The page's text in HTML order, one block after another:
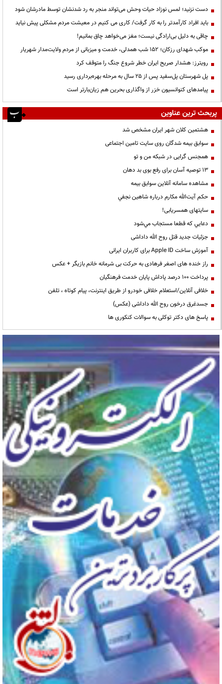
دست نزنید؛ لمس نوزاد حیات وحش می‌تواند منجر به رد شدنشان توسط مادرشان شود
باید افراد کارآمدتر را به کار گرفت/ کاری می کنیم در معیشت مردم مشکلی پیش نیاید
چاقی به دلیل بی‌ارادگی نیست؛ مغز می‌خواهد چاق بمانیم!
موکب شهدای رزکان؛ ۱۵۲ شب همدلی، خدمت و میزبانی از مردم ولایت‌مدار شهریار
رویترز: هشدار صریح ایران خطر شروع جنگ را متوقف کرد
پل شهرستان پل‌سفید پس از ۲۵ سال به مرحله بهره‌برداری رسید
پیامدهای کنوانسیون خزر از واگذاری بحرین هم زیان‌بارتر است
پربحث ترین عناوین
هشتمین کلان شهر ایران مشخص شد
سوابق بیمه شدگان روی سایت تامین اجتماعی
همجنس گرایی در شبکه من و تو
13 توصیه آسان برای رفع بوی بد دهان
مشاهده سامانه آنلاين سوابق بیمه
حكم آيت‌الله مكارم درباره شاهين نجفي
سایتهای همسریابی!
دعايي كه قطعا مستجاب مي‌شود
جزئیات جدید قتل روح الله داداشی
آموزش ساخت Apple ID برای کاربران ایرانی
راز خنده های اصغر فرهادی به حرکت بی شرمانه خانم بازیگر + عکس
پرداخت ۱۰۰ درصد پاداش پایان خدمت فرهنگیان
خلافی آنلاین/استعلام خلافی خودرو از طریق اینترنت، پیام کوتاه ، تلفن
جسدغرق درخون روح الله داداشی (عکس)
پاسخ های دکتر توکلی به سوالات کنکوری ها